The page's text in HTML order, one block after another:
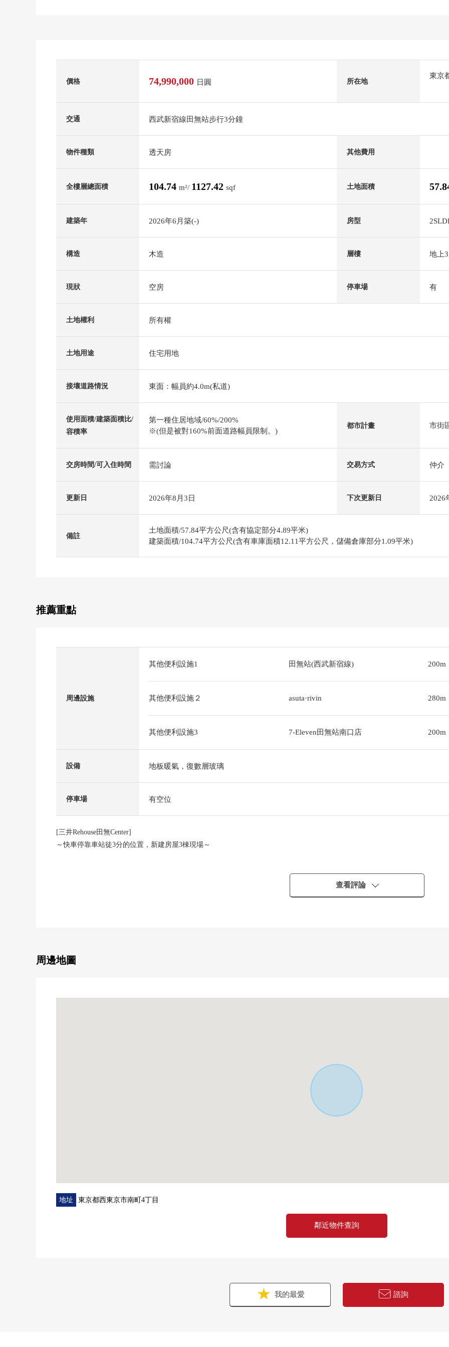
價格 74,990,000 日圓 所在地
東京
交通 西武新宿線田無站步行3分鐘
物件種類 透天房 其他費用
全樓層總面積 104.74 m²/ 1127.42 sqf 土地面積
建築年 2026年6月築(-) 房型
構造 木造 層樓 地上
現狀 空房 停車場 有
土地權利 所有權
土地用途 住宅用地
接壤道路情況 東面：幅員約4.0m(私道)
使用面積/建築面積比/
容積率
第一種住居地域/60%/200%
※(但是被對160%前面道路幅員限制。)
都市計畫 市街
交房時間/可入住時間 需討論 交易方式 仲介
更新日 2026年8月3日 下次更新日 2026
備註
土地面積/57.84平方公尺(含有協定部分4.89平米)
建築面積/104.74平方公尺(含有車庫面積12.11平方公尺，儲備倉庫部分1.09平米)
推薦重點
周邊設施
其他便利設施1 田無站(西武新宿線) 200m
其他便利設施２ asuta·rivin 280m
其他便利設施3 7-Eleven田無站南口店 200m
設備 地板暖氣，復數層玻璃
停車場 有空位
[三井Rehouse田無Center]
～快車停靠車站徒3分的位置，新建房屋3棟現場～
○水周圍集中於2樓，順利的流跡線
查看評論
周邊地圖
地址 東京都西東京市南町4丁目
鄰近物件查詢
我的最愛 諮詢